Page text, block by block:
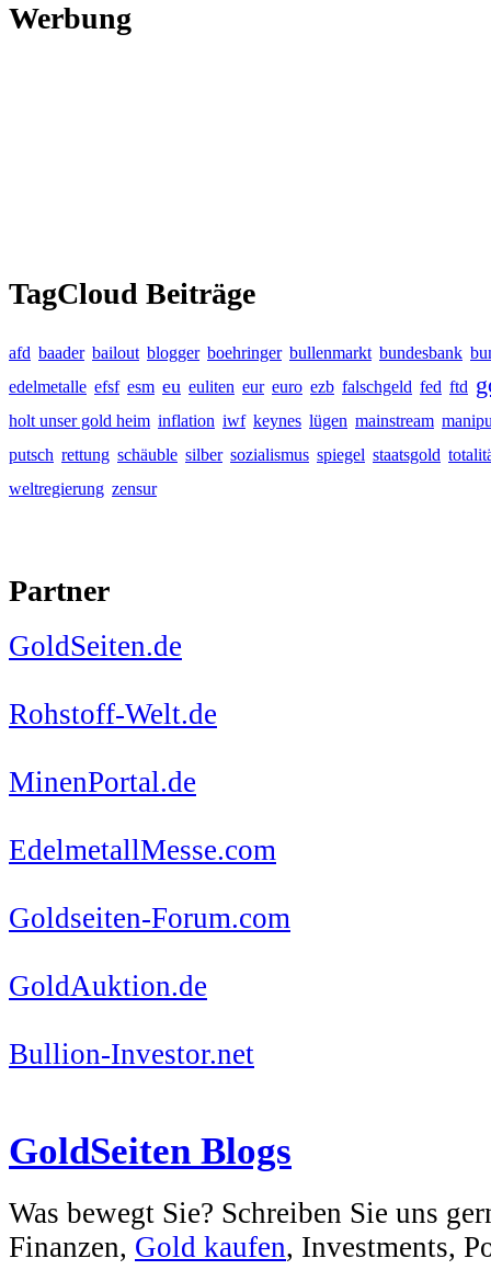
Werbung
TagCloud Beiträge
afd baader bailout blogger boehringer bullenmarkt bundesbank
edelmetalle efsf esm eu euliten eur euro ezb falschgeld fed ftd
holt unser gold heim inflation iwf keynes lügen mainstream
putsch rettung schäuble silber sozialismus spiegel staatsgold
weltregierung zensur
Partner
GoldSeiten.de
Rohstoff-Welt.de
MinenPortal.de
EdelmetallMesse.com
Goldseiten-Forum.com
GoldAuktion.de
Bullion-Investor.net
GoldSeiten Blogs
Was bewegt Sie? Schreiben Sie uns
Finanzen, Gold kaufen, Investments,